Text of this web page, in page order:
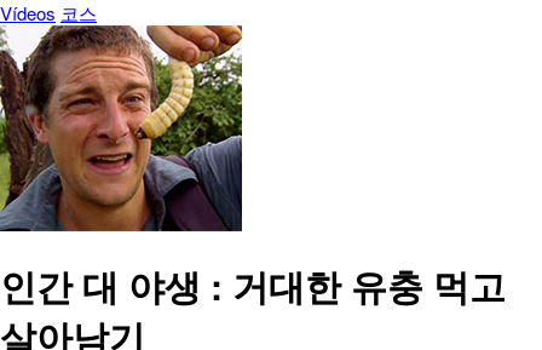
Vídeos 코스
인간 대 야생 : 거대한 유충 먹고
살아남기